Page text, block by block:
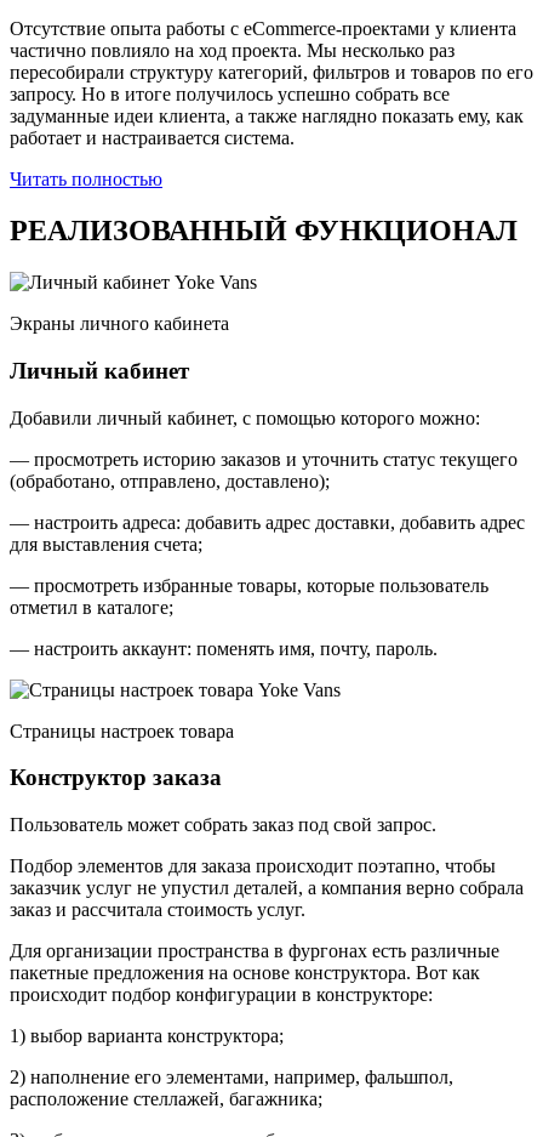
Отсутствие опыта работы с eCommerce-проектами у клиента
частично повлияло на ход проекта. Мы несколько раз
пересобирали структуру категорий, фильтров и товаров по его
запросу. Но в итоге получилось успешно собрать все
задуманные идеи клиента, а также наглядно показать ему, как
работает и настраивается система.
Читать полностью
РЕАЛИЗОВАННЫЙ ФУНКЦИОНАЛ
Экраны личного кабинета
Личный кабинет
Добавили личный кабинет, с помощью которого можно:
— просмотреть историю заказов и уточнить статус текущего
(обработано, отправлено, доставлено);
— настроить адреса: добавить адрес доставки, добавить адрес
для выставления счета;
— просмотреть избранные товары, которые пользователь
отметил в каталоге;
— настроить аккаунт: поменять имя, почту, пароль.
Страницы настроек товара
Конструктор заказа
Пользователь может собрать заказ под свой запрос.
Подбор элементов для заказа происходит поэтапно, чтобы
заказчик услуг не упустил деталей, а компания верно собрала
заказ и рассчитала стоимость услуг.
Для организации пространства в фургонах есть различные
пакетные предложения на основе конструктора. Вот как
происходит подбор конфигурации в конструкторе:
1) выбор варианта конструктора;
2) наполнение его элементами, например, фальшпол,
расположение стеллажей, багажника;